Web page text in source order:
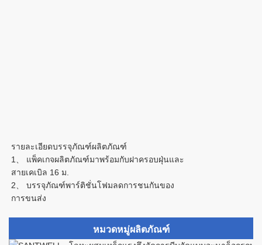
รายละเอียดบรรจุภัณฑ์ผลิตภัณฑ์
1、 แพ็คเกจผลิตภัณฑ์มาพร้อมกับฝาครอบฝุ่นและ
สายเคเบิล 16 ม.
2、 บรรจุภัณฑ์พาร์ติชั่นโฟมลดการชนกันของ
การขนส่ง
หมวดหมู่ผลิตภัณฑ์